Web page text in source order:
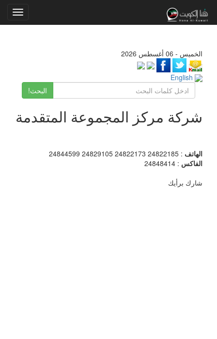
الخميس - 06 أغسطس 2026
البحث!
شركة مركز المجموعة المتقدمة
الهاتف : 24822185 24822173 24829105 24844599
الفاكس : 24848414
شارك برأيك